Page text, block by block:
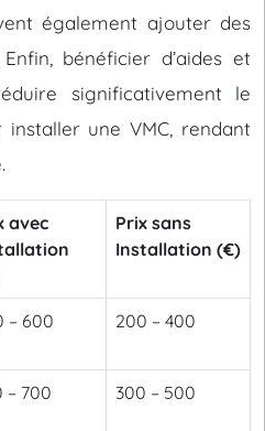
également ajouter des
bénéficier d’aides et
significativement le
une VMC, rendant
avec
Prix sans
Installation (€)
– 600 200 – 400
– 700 300 – 500